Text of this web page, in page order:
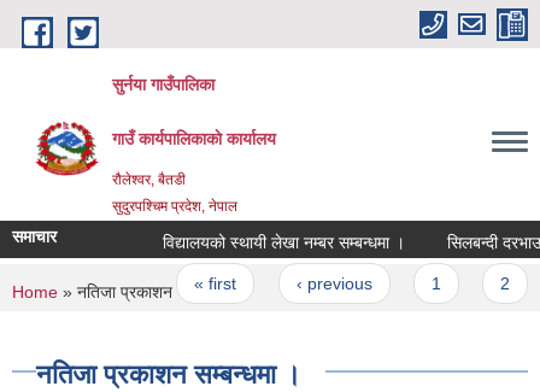
Skip to main content
सुर्नया गाउँपालिका
गाउँ कार्यपालिकाकाे कार्यालय
रौलेश्वर, बैतडी
सुदुरपश्चिम प्रदेश, नेपाल
समाचार विद्यालयको स्थायी लेखा नम्बर सम्बन्धमा । सिलबन्दी
Pages
« first ‹ previous 1 2
You are here
Home » नतिजा प्रकाशन सम्बन्धमा ।
नतिजा प्रकाशन सम्बन्धमा ।